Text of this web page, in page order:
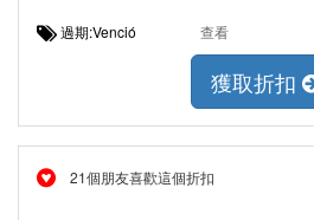
過期:Venció 查看
獲取折扣
21個朋友喜歡這個折扣